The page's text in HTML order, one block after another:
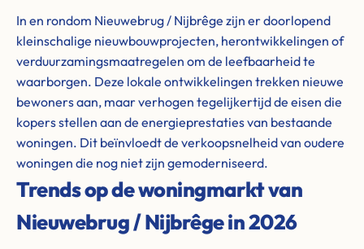
In en rondom Nieuwebrug / Nijbrêge zijn er doorlopend
kleinschalige nieuwbouwprojecten, herontwikkelingen of
verduurzamingsmaatregelen om de leefbaarheid te
waarborgen. Deze lokale ontwikkelingen trekken nieuwe
bewoners aan, maar verhogen tegelijkertijd de eisen die
kopers stellen aan de energieprestaties van bestaande
woningen. Dit beïnvloedt de verkoopsnelheid van oudere
woningen die nog niet zijn gemoderniseerd.
Trends op de woningmarkt van
Nieuwebrug / Nijbrêge in 2026